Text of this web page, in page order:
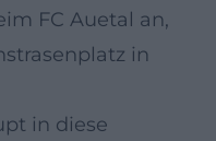
FC Auetal an,
in
in diese